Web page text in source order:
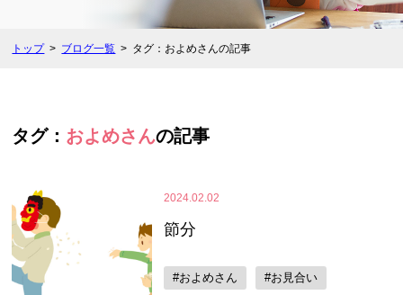
トップ ブログ一覧 タグ：およめさんの記事
タグ： およめさんの記事
2024.02.02
節分
#およめさん #お見合い